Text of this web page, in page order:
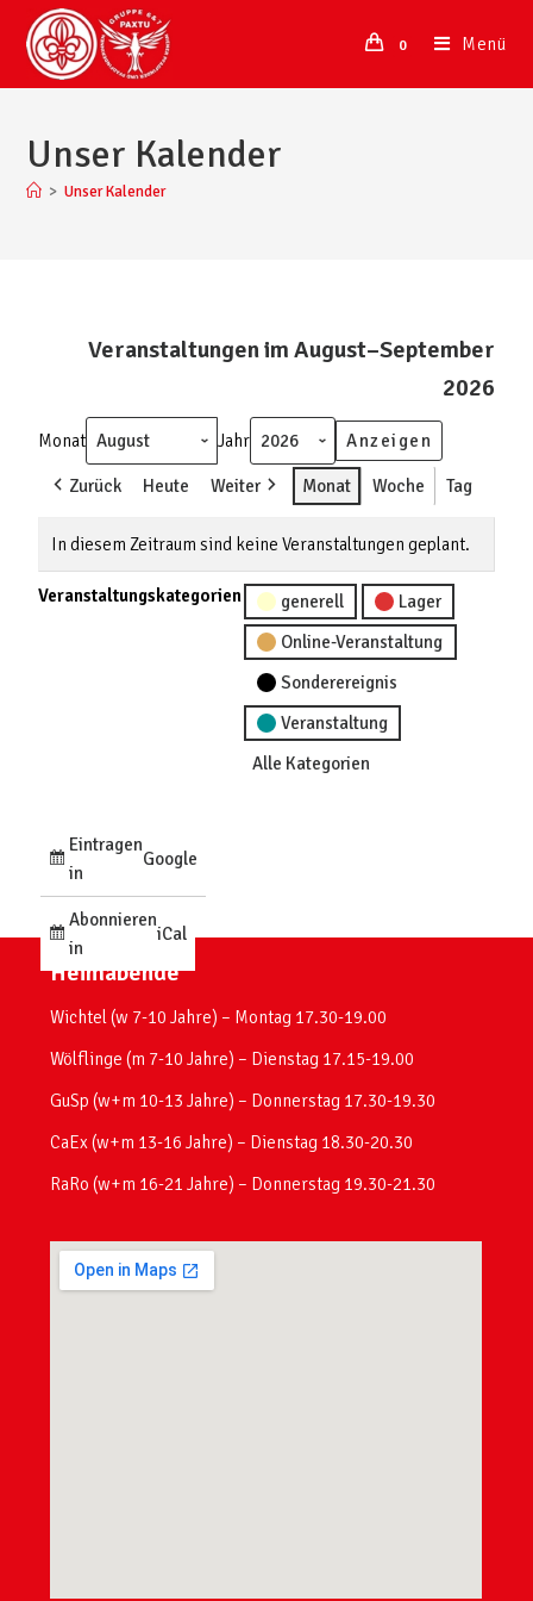
0 Menü
Unser Kalender
> Unser Kalender
Veranstaltungen im August–September
2026
Monat Jahr
Zurück Heute Weiter Monat Woche Tag
In diesem Zeitraum sind keine Veranstaltungen geplant.
Veranstaltungskategorien generell
Lager
Online-Veranstaltung
Sonderereignis
Veranstaltung
Alle Kategorien
Eintragen
in
Google
Abonnieren
in
iCal
Heimabende
Wichtel (w 7-10 Jahre) – Montag 17.30-19.00
Wölflinge (m 7-10 Jahre) – Dienstag 17.15-19.00
GuSp (w+m 10-13 Jahre) – Donnerstag 17.30-19.30
CaEx (w+m 13-16 Jahre) – Dienstag 18.30-20.30
RaRo (w+m 16-21 Jahre) – Donnerstag 19.30-21.30